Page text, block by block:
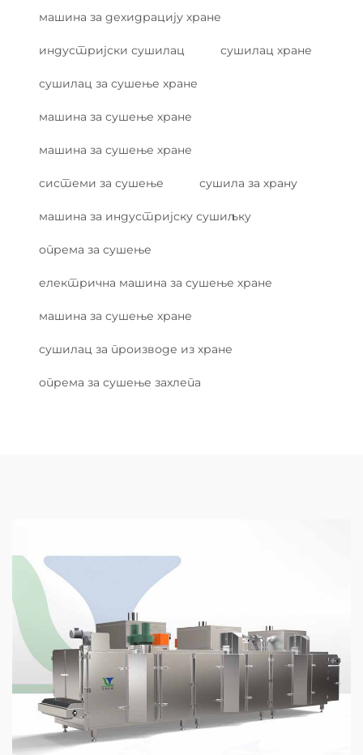
машина за дехидрацију хране
индустријски сушилац сушилац хране
сушилац за сушење хране
машина за сушење хране
машина за сушење хране
системи за сушење сушила за храну
машина за индустријску сушиљку
опрема за сушење
електрична машина за сушење хране
машина за сушење хране
сушилац за производе из хране
опрема за сушење захлепа